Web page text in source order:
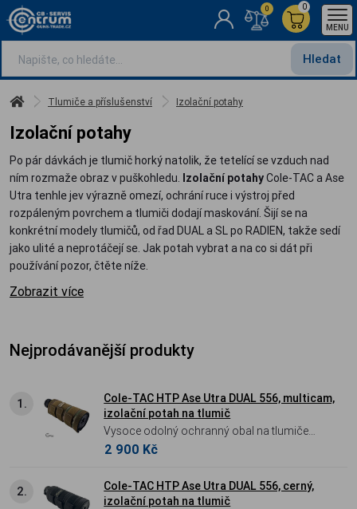
Hledat
0
0
MENU
Tlumiče a příslušenství Izolační potahy
Izolační potahy
Po pár dávkách je tlumič horký natolik, že tetelící se vzduch nad
ním rozmaže obraz v puškohledu. Izolační potahyCole-TAC a Ase
Utra tenhle jev výrazně omezí, ochrání ruce i výstroj před
rozpáleným povrchem a tlumiči dodají maskování. Šijí se na
konkrétní modely tlumičů, od řad DUAL a SL po RADIEN, takže sedí
jako ulité a neprotáčejí se. Jak potah vybrat a na co si dát při
používání pozor, čtěte níže.
Zobrazit více
Nejprodávanější produkty
1.
Cole-TAC HTP Ase Utra DUAL 556, multicam,
izolační potah na tlumič
Vysoce odolný ochranný obal na tlumiče
hluku v maskovacím vzoru Multicam ,
automatické zbraně .
2 900 Kč
2.
Cole-TAC HTP Ase Utra DUAL 556, cerný,
izolační potah na tlumič